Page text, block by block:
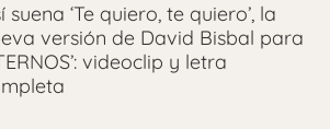
suena ‘Te quiero, te quiero’, la
versión de David Bisbal para
videoclip y letra